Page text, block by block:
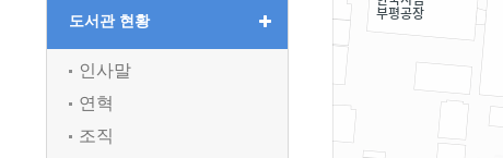
도서관 현황
인사말
연혁
조직